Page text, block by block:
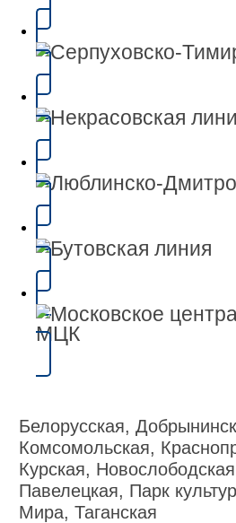
Белорусская,
Комсомольская,
Курская,
Павелецкая, Парк
Мира, Таганская